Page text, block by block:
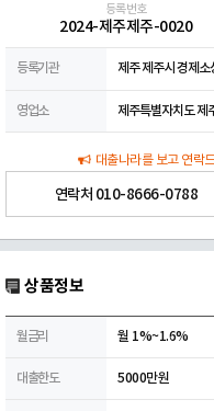
등록번호
2024-제주제주-0020
등록기관 제주 제주시 경제
영업소 제주특별자치도 제
대출나라를 보고 연락
연락처 010-8666-0788
상품정보
월금리 월 1%~1.6%
대출한도 5000만원